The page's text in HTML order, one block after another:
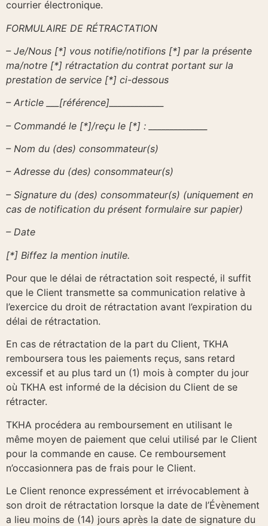
courrier électronique.
FORMULAIRE DE RÉTRACTATION
– Je/Nous [*] vous notifie/notifions [*] par la présente
ma/notre [*] rétractation du contrat portant sur la
prestation de service [*] ci-dessous
– Article ___[référence]_____________
– Commandé le [*]/reçu le [*] : ______________
– Nom du (des) consommateur(s)
– Adresse du (des) consommateur(s)
– Signature du (des) consommateur(s) (uniquement en
cas de notification du présent formulaire sur papier)
– Date
[*] Biffez la mention inutile.
Pour que le délai de rétractation soit respecté, il suffit
que le Client transmette sa communication relative à
l’exercice du droit de rétractation avant l’expiration du
délai de rétractation.
En cas de rétractation de la part du Client, TKHA
remboursera tous les paiements reçus, sans retard
excessif et au plus tard un (1) mois à compter du jour
où TKHA est informé de la décision du Client de se
rétracter.
TKHA procédera au remboursement en utilisant le
même moyen de paiement que celui utilisé par le Client
pour la commande en cause. Ce remboursement
n’occasionnera pas de frais pour le Client.
Le Client renonce expressément et irrévocablement à
son droit de rétractation lorsque la date de l’Évènement
a lieu moins de (14) jours après la date de signature du